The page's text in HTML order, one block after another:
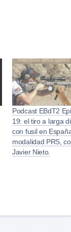
Podcast EBdT2
19: el tiro a larga
con fusil en
modalidad PRS,
Javier Nieto.